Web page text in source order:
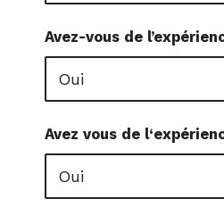
Avez-vous de
Avez vous de